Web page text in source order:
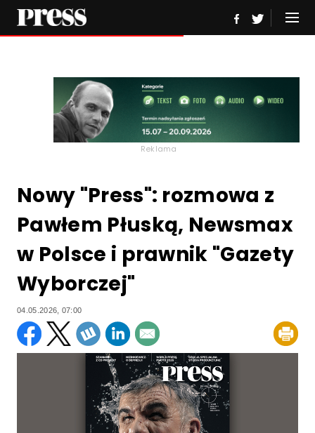
Reklama
Nowy "Press": rozmowa z
Pawłem Płuską, Newsmax
w Polsce i prawnik "Gazety
Wyborczej"
04.05.2026, 07:00